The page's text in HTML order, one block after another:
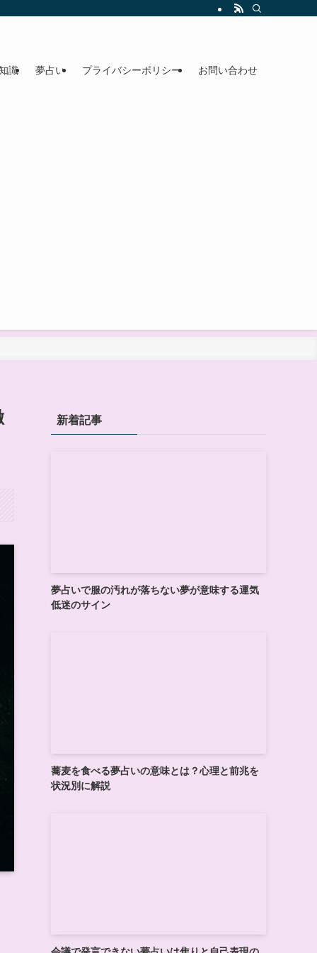
識 夢占い プライバシーポリシー お問い合わせ
新着記事
夢占いで服の汚れが落ちない夢が意味する運気
低迷のサイン
蕎麦を食べる夢占いの意味とは？心理と前兆を
状況別に解説